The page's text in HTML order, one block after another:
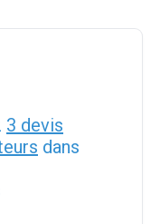
3 devis
dans